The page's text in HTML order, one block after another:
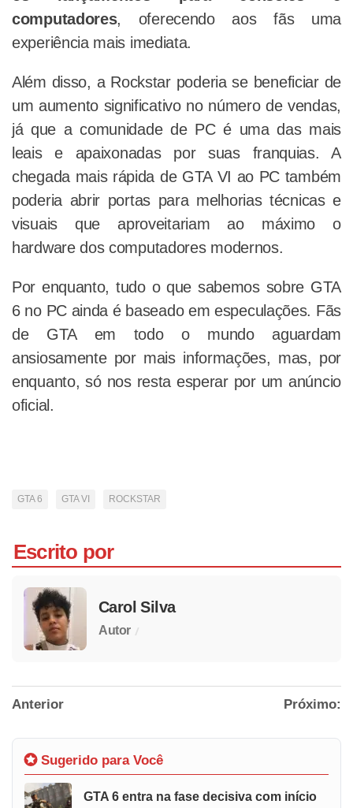
computadores, oferecendo aos fãs uma
experiência mais imediata.
Além disso, a Rockstar poderia se beneficiar de
um aumento significativo no número de vendas,
já que a comunidade de PC é uma das mais
leais e apaixonadas por suas franquias. A
chegada mais rápida de GTA VI ao PC também
poderia abrir portas para melhorias técnicas e
visuais que aproveitariam ao máximo o
hardware dos computadores modernos.
Por enquanto, tudo o que sabemos sobre GTA
6 no PC ainda é baseado em especulações. Fãs
de GTA em todo o mundo aguardam
ansiosamente por mais informações, mas, por
enquanto, só nos resta esperar por um anúncio
oficial.
GTA 6 GTA VI ROCKSTAR
Escrito por
Carol Silva
Autor /
Anterior Próximo:
Sugerido para Você
GTA 6 entra na fase decisiva com início